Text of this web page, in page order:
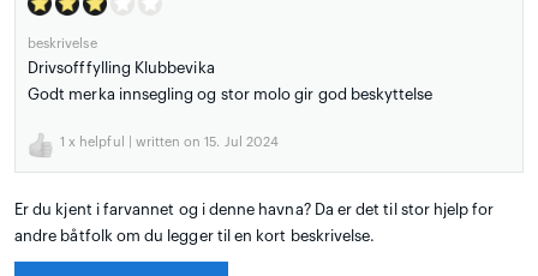
beskrivelse
Drivsofffylling Klubbevika
Godt merka innsegling og stor molo gir god beskyttelse
1 x helpful | written on 15. Jul 2024
Er du kjent i farvannet og i denne havna? Da er det til stor hjelp for
andre båtfolk om du legger til en kort beskrivelse.